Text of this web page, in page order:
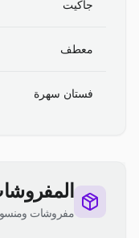
جاكيت
معطف
فستان سهرة
مفروشات